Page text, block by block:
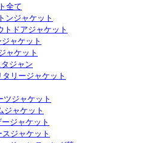
全て
ンジャケット
トドアジャケット
ャケット
ャケット
タジャン
タリージャケット
ツジャケット
ジャケット
ジャケット
スジャケット